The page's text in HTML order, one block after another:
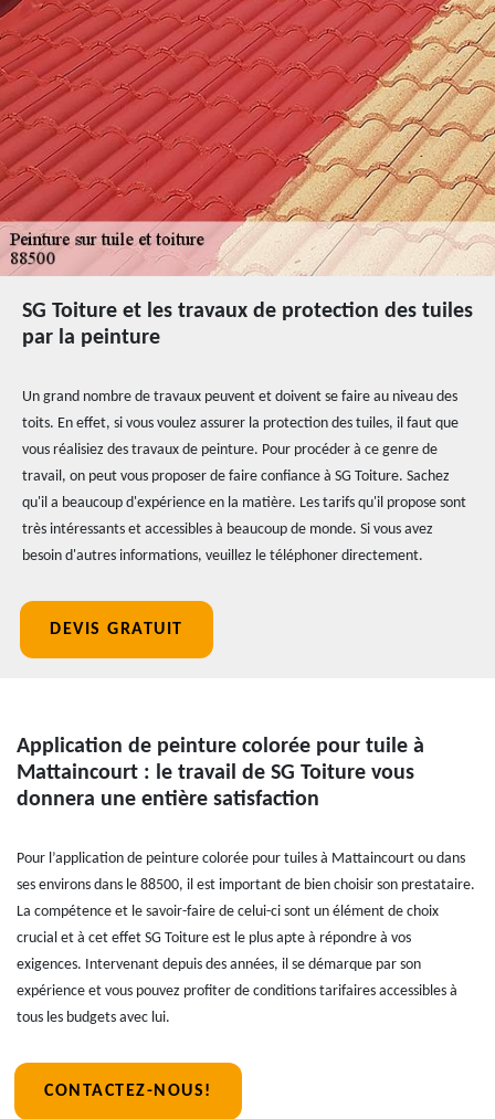
SG Toiture et les travaux de protection des tuiles
par la peinture
Un grand nombre de travaux peuvent et doivent se faire au niveau des
toits. En effet, si vous voulez assurer la protection des tuiles, il faut que
vous réalisiez des travaux de peinture. Pour procéder à ce genre de
travail, on peut vous proposer de faire confiance à SG Toiture. Sachez
qu'il a beaucoup d'expérience en la matière. Les tarifs qu'il propose sont
très intéressants et accessibles à beaucoup de monde. Si vous avez
besoin d'autres informations, veuillez le téléphoner directement.
DEVIS GRATUIT
Application de peinture colorée pour tuile à
Mattaincourt : le travail de SG Toiture vous
donnera une entière satisfaction
Pour l’application de peinture colorée pour tuiles à Mattaincourt ou dans
ses environs dans le 88500, il est important de bien choisir son prestataire.
La compétence et le savoir-faire de celui-ci sont un élément de choix
crucial et à cet effet SG Toiture est le plus apte à répondre à vos
exigences. Intervenant depuis des années, il se démarque par son
expérience et vous pouvez profiter de conditions tarifaires accessibles à
tous les budgets avec lui.
CONTACTEZ-NOUS!